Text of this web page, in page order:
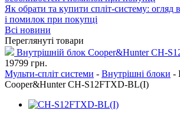
Як обрати та купити спліт-систему: огляд
і помилок при покупці
Всі новини
Переглянуті товари
Внутрішній блок Cooper&Hunter CH-
19799 грн.
Мульти-спліт системи - Внутрішні блоки -
Cooper&Hunter CH-S12FTXD-BL(I)